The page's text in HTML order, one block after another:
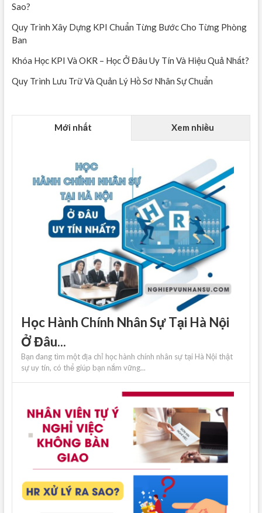
Sao?
Quy Trình Xây Dựng KPI Chuẩn Từng Bước Cho Từng Phòng
Ban
Khóa Học KPI Và OKR – Học Ở Đâu Uy Tín Và Hiệu Quả Nhất?
Quy Trình Lưu Trữ Và Quản Lý Hồ Sơ Nhân Sự Chuẩn
Mới nhất Xem nhiều
Học Hành Chính Nhân Sự Tại Hà Nội
Ở Đâu...
Bạn đang tìm một địa chỉ học hành chính nhân sự tại Hà Nội thật
sự uy tín, có thể giúp bạn nắm vững...